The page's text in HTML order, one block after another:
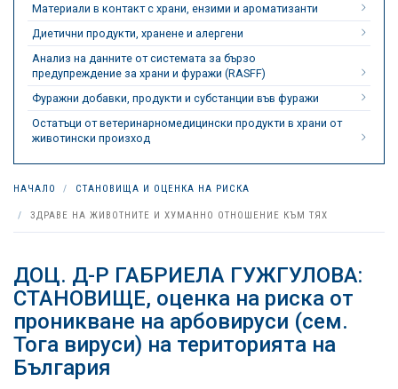
Материали в контакт с храни, ензими и ароматизанти
Диетични продукти, хранене и алергени
Анализ на данните от системата за бързо
предупреждение за храни и фуражи (RASFF)
Фуражни добавки, продукти и субстанции във фуражи
Остатъци от ветеринарномедицински продукти в храни от
животински произход
НАЧАЛО СТАНОВИЩА И ОЦЕНКА НА РИСКА
ЗДРАВЕ НА ЖИВОТНИТЕ И ХУМАННО ОТНОШЕНИЕ КЪМ ТЯХ
ДОЦ. Д-Р ГАБРИЕЛА ГУЖГУЛОВА:
СТАНОВИЩЕ, оценка на риска от
проникване на арбовируси (сем.
Тога вируси) на територията на
България